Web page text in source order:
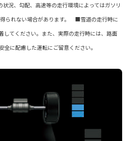
、勾配、高速等の走行環境によってはガソリ
られない場合があります。 ■雪道の走行時に
してください。また、実際の走行時には、路面
に配慮した運転にご留意ください。